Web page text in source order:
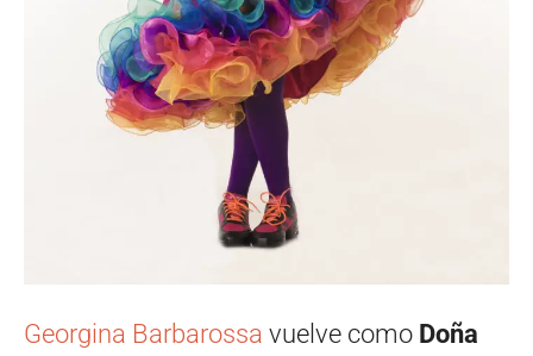
Georgina Barbarossa vuelve como Doña